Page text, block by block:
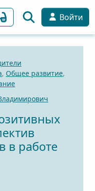
Войти
, Общее развитие,
в работе